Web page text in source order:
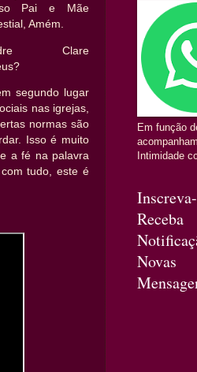
Pai e Mãe
Amém.
Clare
segundo lugar
nas igrejas,
normas são
Isso é muito
a fé na palavra
tudo, este é
Em função
Intimidade
Receba
Novas